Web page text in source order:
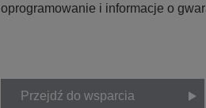
oprogramowanie i informacje o
Przejdź do wsparcia